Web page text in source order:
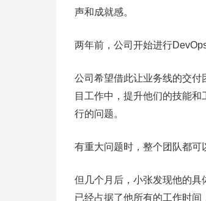
声和成就感。
两年前，公司开始进行
公司希望借此让业务线的交
目工作中，提升他们的技能
行的问题。
有重大问题时，整个团队都可
但几个月后，小张发现他的
已经占据了他所有的工作时间